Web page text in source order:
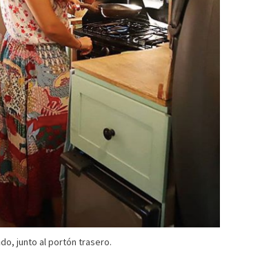
junto al portón trasero.